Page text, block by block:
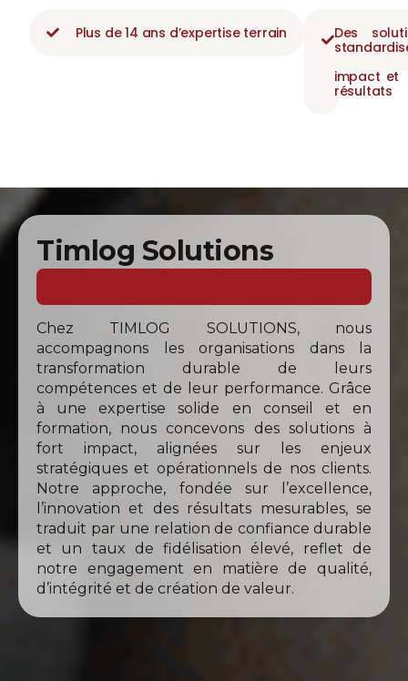
Plus de 14 ans d’expertise terrain
Une
approche
impact et
résultats
Des
Timlog Solutions
Chez TIMLOG SOLUTIONS, nous
accompagnons les organisations dans la
transformation durable de leurs
compétences et de leur performance. Grâce
à une expertise solide en conseil et en
formation, nous concevons des solutions à
fort impact, alignées sur les enjeux
stratégiques et opérationnels de nos clients.
Notre approche, fondée sur l’excellence,
l’innovation et des résultats mesurables, se
traduit par une relation de confiance durable
et un taux de fidélisation élevé, reflet de
notre engagement en matière de qualité,
d’intégrité et de création de valeur.